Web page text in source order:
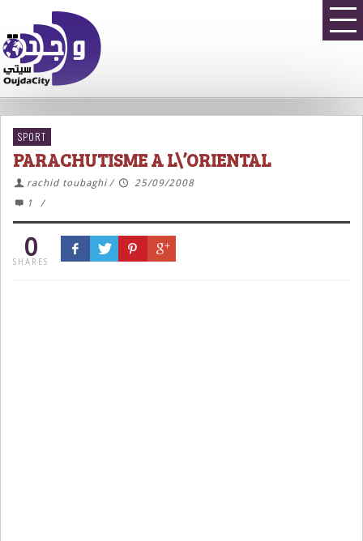
SPORT
PARACHUTISME A L\’ORIENTAL
rachid toubaghi /
25/09/2008
1
/
0
SHARES